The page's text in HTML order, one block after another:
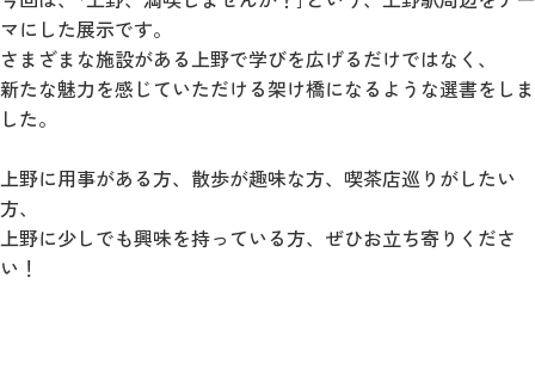
マにした展示です。
さまざまな施設がある上野で学びを広げるだけではなく、
新たな魅力を感じていただける架け橋になるような選書をしま
した。
上野に用事がある方、散歩が趣味な方、喫茶店巡りがしたい
方、
上野に少しでも興味を持っている方、ぜひお立ち寄りくださ
い！